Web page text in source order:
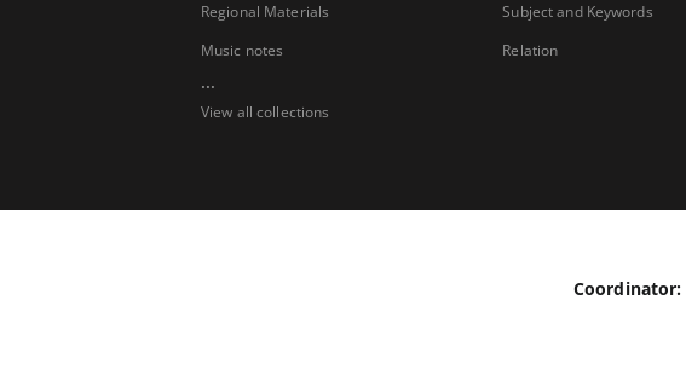
Regional Materials
Music notes
...
View all collections
Subject and Keywords
Relation
Coordinator: